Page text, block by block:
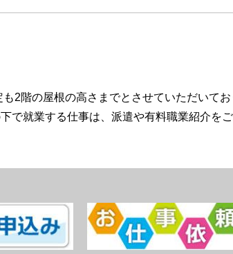
2階の屋根の高さまでとさせていただいてお
で就業する仕事は、派遣や有料職業紹介をご